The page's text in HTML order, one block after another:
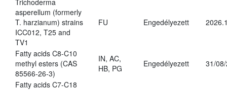
Trichoderma
asperellum (formerly
T. harzianum) strains
ICC012, T25 and
TV1
FU Engedélyezett
Fatty acids C8-C10
methyl esters (CAS
85566-26-3)
IN, AC,
HB, PG
Engedélyezett 31/
Fatty acids C7-C18